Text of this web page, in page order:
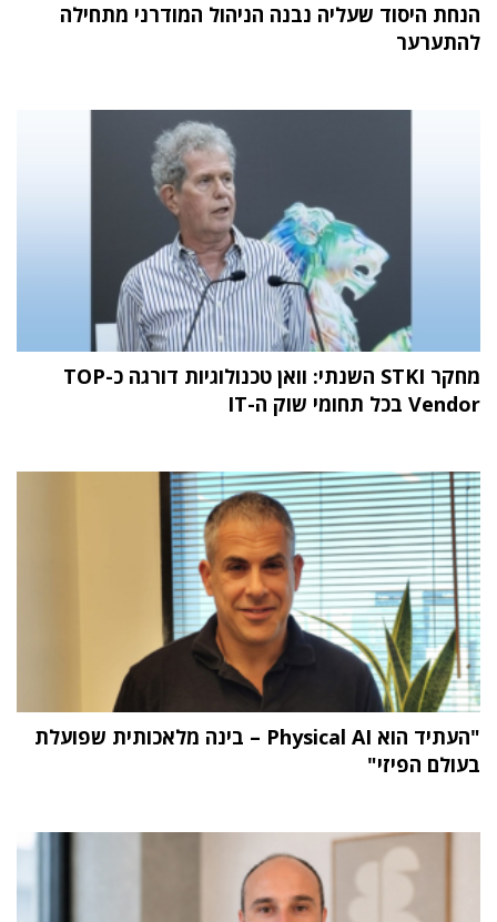
הנחת היסוד שעליה נבנה הניהול המודרני מתחילה
להתערער
מחקר STKI השנתי: וואן טכנולוגיות דורגה כ-TOP
Vendor בכל תחומי שוק ה-IT
"העתיד הוא Physical AI – בינה מלאכותית שפועלת
בעולם הפיזי"